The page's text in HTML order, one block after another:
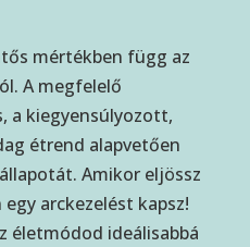
mértékben függ az
A megfelelő
a kiegyensúlyozott,
étrend alapvetően
Amikor eljössz
arckezelést kapsz!
életmódod ideálisabbá